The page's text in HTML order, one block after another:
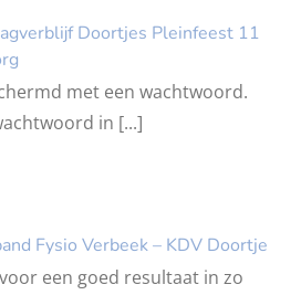
Doortjes Pleinfeest 11
met een wachtwoord.
in [...]
Fysio Verbeek – KDV Doortje
een goed resultaat in zo